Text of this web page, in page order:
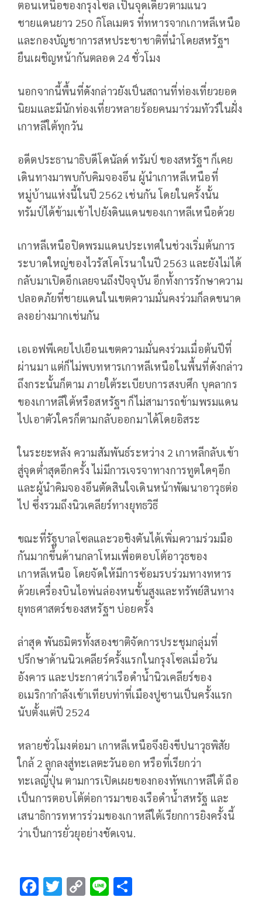
ตอนเหนือของกรุงโซล เป็นจุดเดียวตามแนว
ชายแดนยาว 250 กิโลเมตร ที่ทหารจากเกาหลีเหนือ
และกองบัญชาการสหประชาชาติที่นำโดยสหรัฐฯ
ยืนเผชิญหน้ากันตลอด 24 ชั่วโมง
นอกจากนี้พื้นที่ดังกล่าวยังเป็นสถานที่ท่องเที่ยวยอด
นิยมและมีนักท่องเที่ยวหลายร้อยคนมาร่วมทัวร์ในฝั่ง
เกาหลีใต้ทุกวัน
อดีตประธานาธิบดีโดนัลด์ ทรัมป์ ของสหรัฐฯ ก็เคย
เดินทางมาพบกับคิมจองอึน ผู้นำเกาหลีเหนือที่
หมู่บ้านแห่งนี้ในปี 2562 เช่นกัน โดยในครั้งนั้น
ทรัมป์ได้ข้ามเข้าไปยังดินแดนของเกาหลีเหนือด้วย
เกาหลีเหนือปิดพรมแดนประเทศในช่วงเริ่มต้นการ
ระบาดใหญ่ของไวรัสโคโรนาในปี 2563 และยังไม่ได้
กลับมาเปิดอีกเลยจนถึงปัจจุบัน อีกทั้งการรักษาความ
ปลอดภัยที่ชายแดนในเขตความมั่นคงร่วมก็ลดขนาด
ลงอย่างมากเช่นกัน
เอเอฟพีเคยไปเยือนเขตความมั่นคงร่วมเมื่อต้นปีที่
ผ่านมา แต่ก็ไม่พบทหารเกาหลีเหนือในพื้นที่ดังกล่าว
ถึงกระนั้นก็ตาม ภายใต้ระเบียบการสงบศึก บุคลากร
ของเกาหลีใต้หรือสหรัฐฯ ก็ไม่สามารถข้ามพรมแดน
ไปเอาตัวใครก็ตามกลับออกมาได้โดยอิสระ
ในระยะหลัง ความสัมพันธ์ระหว่าง 2 เกาหลีกลับเข้า
สู่จุดต่ำสุดอีกครั้ง ไม่มีการเจรจาทางการทูตใดๆอีก
และผู้นำคิมจองอึนตัดสินใจเดินหน้าพัฒนาอาวุธต่อ
ไป ซึ่งรวมถึงนิวเคลียร์ทางยุทธวิธี
ขณะที่รัฐบาลโซลและวอชิงตันได้เพิ่มความร่วมมือ
กันมากขึ้นด้านกลาโหมเพื่อตอบโต้อาวุธของ
เกาหลีเหนือ โดยจัดให้มีการซ้อมรบร่วมทางทหาร
ด้วยเครื่องบินไอพ่นล่องหนขั้นสูงและทรัพย์สินทาง
ยุทธศาสตร์ของสหรัฐฯ บ่อยครั้ง
ล่าสุด พันธมิตรทั้งสองชาติจัดการประชุมกลุ่มที่
ปรึกษาด้านนิวเคลียร์ครั้งแรกในกรุงโซลเมื่อวัน
อังคาร และประกาศว่าเรือดำน้ำนิวเคลียร์ของ
อเมริกากำลังเข้าเทียบท่าที่เมืองปูซานเป็นครั้งแรก
นับตั้งแต่ปี 2524
หลายชั่วโมงต่อมา เกาหลีเหนือจึงยิงขีปนาวุธพิสัย
ใกล้ 2 ลูกลงสู่ทะเลตะวันออก หรือที่เรียกว่า
ทะเลญี่ปุ่น ตามการเปิดเผยของกองทัพเกาหลีใต้ ถือ
เป็นการตอบโต้ต่อการมาของเรือดำน้ำสหรัฐ และ
เสนาธิการทหารร่วมของเกาหลีใต้เรียกการยิงครั้งนี้
ว่าเป็นการยั่วยุอย่างชัดเจน.
F T C Li